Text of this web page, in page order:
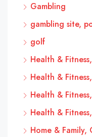
Gambling
gambling site,
golf
Health &
Health &
Health &
Health &
Home & Family,